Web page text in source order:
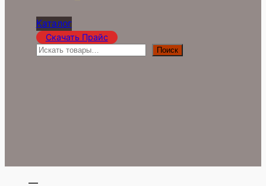
Каталог
Скачать Прайс
П
Поиск